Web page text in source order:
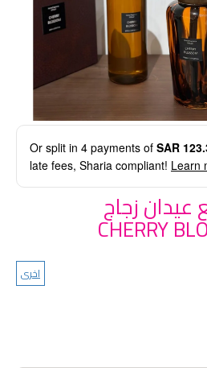
Or split in 4 payments of SAR
late fees, Sharia compliant! Learn
زجاج
اخرى